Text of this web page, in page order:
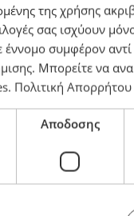
– Η
της χρήσης
σας ισχύουν
έννομο συμφέρον αντί
. Μπορείτε να
. Πολιτική Απορρήτου
Αποδοσης